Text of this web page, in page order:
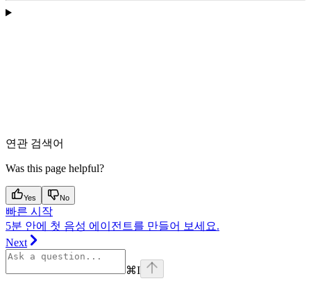
연관 검색어
Was this page helpful?
Yes No
빠른 시작
5분 안에 첫 음성 에이전트를 만들어 보세요.
Next
⌘I